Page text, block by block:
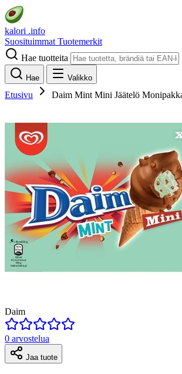
kalori .info
Suosituimmat Tuotemerkit
Hae tuotteita
Hae Valikko
Etusivu Daim Mint Mini Jäätelö
Daim
0 arvostelua
Jaa tuote